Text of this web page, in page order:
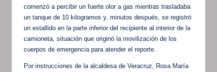
comenzó a percibir un fuerte olor a gas mientras trasladaba
un tanque de 10 kilogramos y, minutos después, se registró
un estallido en la parte inferior del recipiente al interior de la
camioneta, situación que originó la movilización de los
cuerpos de emergencia para atender el reporte.
Por instrucciones de la alcaldesa de Veracruz, Rosa María